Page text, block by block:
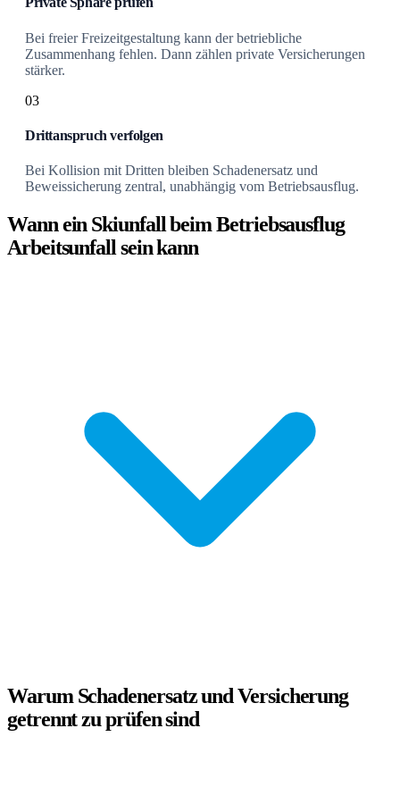
Bei freier Freizeitgestaltung kann der betriebliche
Zusammenhang fehlen. Dann zählen private Versicherungen
stärker.
03
Drittanspruch verfolgen
Bei Kollision mit Dritten bleiben Schadenersatz und
Beweissicherung zentral, unabhängig vom Betriebsausflug.
Wann ein Skiunfall beim Betriebsausflug
Arbeitsunfall sein kann
Warum Schadenersatz und Versicherung
getrennt zu prüfen sind